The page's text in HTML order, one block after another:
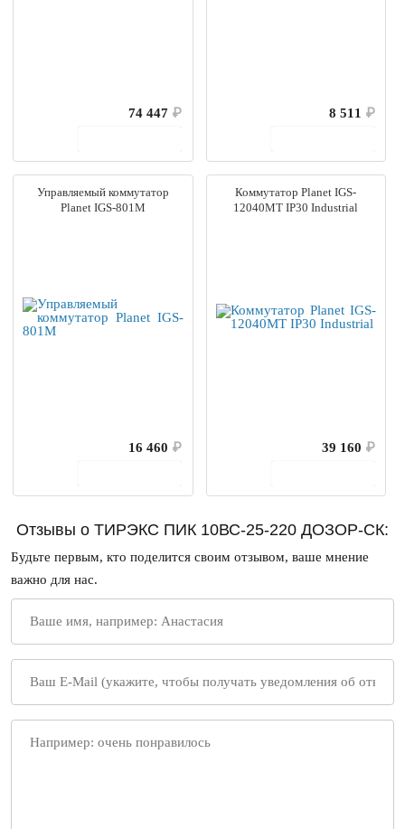
74 447 ₽
8 511 ₽
Управляемый коммутатор
Planet IGS-801M
16 460 ₽
Коммутатор Planet IGS-
12040MT IP30 Industrial
39 160 ₽
Отзывы о ТИРЭКС ПИК 10ВС-25-220 ДОЗОР-СК:
Будьте первым, кто поделится своим отзывом, ваше мнение
важно для нас.